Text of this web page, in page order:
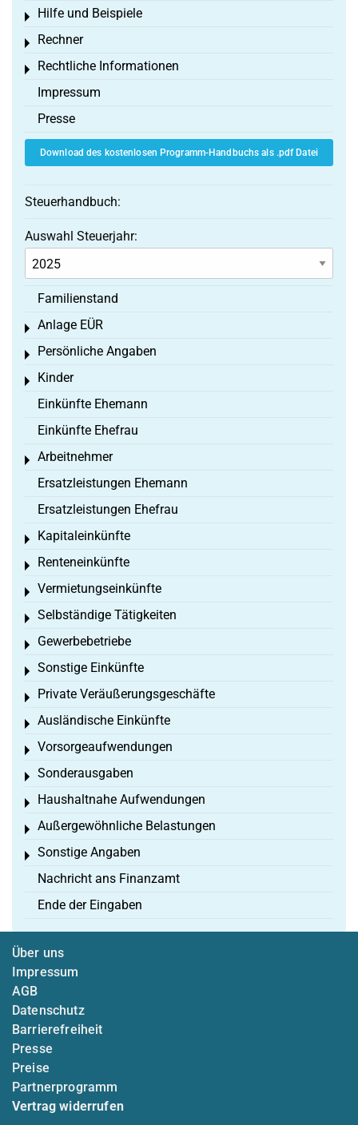
Hilfe und Beispiele
Toggle menu
Rechner
Toggle menu
Rechtliche Informationen
Toggle menu
Impressum
Presse
Download des kostenlosen Programm-Handbuchs als .pdf Datei
Steuerhandbuch:
Auswahl Steuerjahr:
Familienstand
Anlage EÜR
Toggle menu
Persönliche Angaben
Toggle menu
Kinder
Toggle menu
Einkünfte Ehemann
Einkünfte Ehefrau
Arbeitnehmer
Toggle menu
Ersatzleistungen Ehemann
Ersatzleistungen Ehefrau
Kapitaleinkünfte
Toggle menu
Renteneinkünfte
Toggle menu
Vermietungseinkünfte
Toggle menu
Selbständige Tätigkeiten
Toggle menu
Gewerbebetriebe
Toggle menu
Sonstige Einkünfte
Toggle menu
Private Veräußerungsgeschäfte
Toggle menu
Ausländische Einkünfte
Toggle menu
Vorsorgeaufwendungen
Toggle menu
Sonderausgaben
Toggle menu
Haushaltnahe Aufwendungen
Toggle menu
Außergewöhnliche Belastungen
Toggle menu
Sonstige Angaben
Toggle menu
Nachricht ans Finanzamt
Ende der Eingaben
Über uns
Impressum
AGB
Datenschutz
Barrierefreiheit
Presse
Preise
Partnerprogramm
Vertrag widerrufen